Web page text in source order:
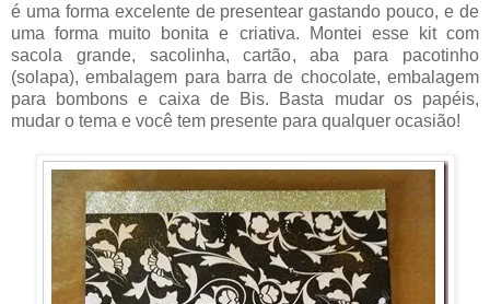
é uma forma excelente de presentear gastando pouco, e de
uma forma muito bonita e criativa. Montei esse kit com
sacola grande, sacolinha, cartão, aba para pacotinho
(solapa), embalagem para barra de chocolate, embalagem
para bombons e caixa de Bis. Basta mudar os papéis,
mudar o tema e você tem presente para qualquer ocasião!